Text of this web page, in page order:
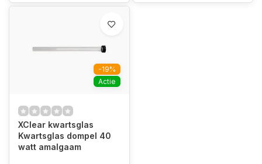
-19%
Actie
XClear kwartsglas
Kwartsglas dompel 40
watt amalgaam